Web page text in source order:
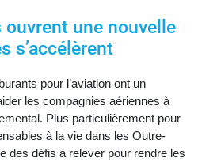
une nouvelle
s’accélèrent
pour l’aviation ont un
les compagnies aériennes à
Plus particulièrement pour
à la vie dans les Outre-
des défis à relever pour rendre les